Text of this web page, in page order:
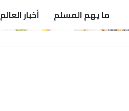
ما يهم المسلم أخبار العالم